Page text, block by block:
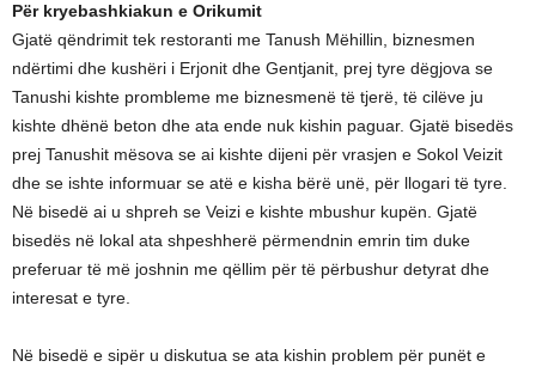
Për kryebashkiakun e Orikumit
Gjatë qëndrimit tek restoranti me Tanush Mëhillin, biznesmen
ndërtimi dhe kushëri i Erjonit dhe Gentjanit, prej tyre dëgjova se
Tanushi kishte prombleme me biznesmenë të tjerë, të cilëve ju
kishte dhënë beton dhe ata ende nuk kishin paguar. Gjatë bisedës
prej Tanushit mësova se ai kishte dijeni për vrasjen e Sokol Veizit
dhe se ishte informuar se atë e kisha bërë unë, për llogari të tyre.
Në bisedë ai u shpreh se Veizi e kishte mbushur kupën. Gjatë
bisedës në lokal ata shpeshherë përmendnin emrin tim duke
preferuar të më joshnin me qëllim për të përbushur detyrat dhe
interesat e tyre.
Në bisedë e sipër u diskutua se ata kishin problem për punët e